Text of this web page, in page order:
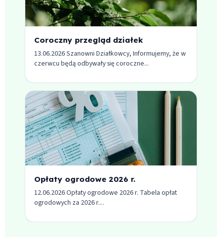
Coroczny przegląd działek
13.06.2026 Szanowni Działkowcy, Informujemy, że w
czerwcu będą odbywały się coroczne...
Opłaty ogrodowe 2026 r.
12.06.2026 Opłaty ogrodowe 2026 r. Tabela opłat
ogrodowych za 2026 r....